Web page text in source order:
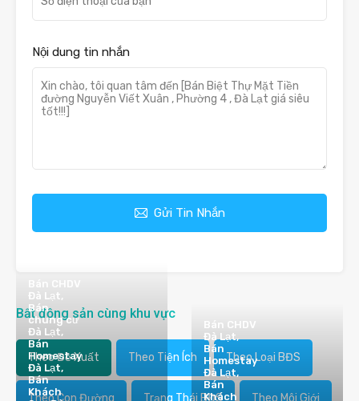
Nội dung tin nhắn
Gửi Tin Nhắn
Bất động sản cùng khu vực
Theo Đề Xuất Theo Tiện Ích Theo Loại BĐS
Đà Lạt,
Bán
chung cư
Đà Lạt,
Bán
Homestay
Đà Lạt,
Bán
Khách
Bán CHDV
Đà Lạt,
Bán
Homestay
Đà Lạt,
Bán
Khách